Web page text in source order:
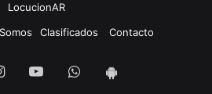
LocucionAR
Clasificados Contacto
InstagramYoutubeWhatsapp